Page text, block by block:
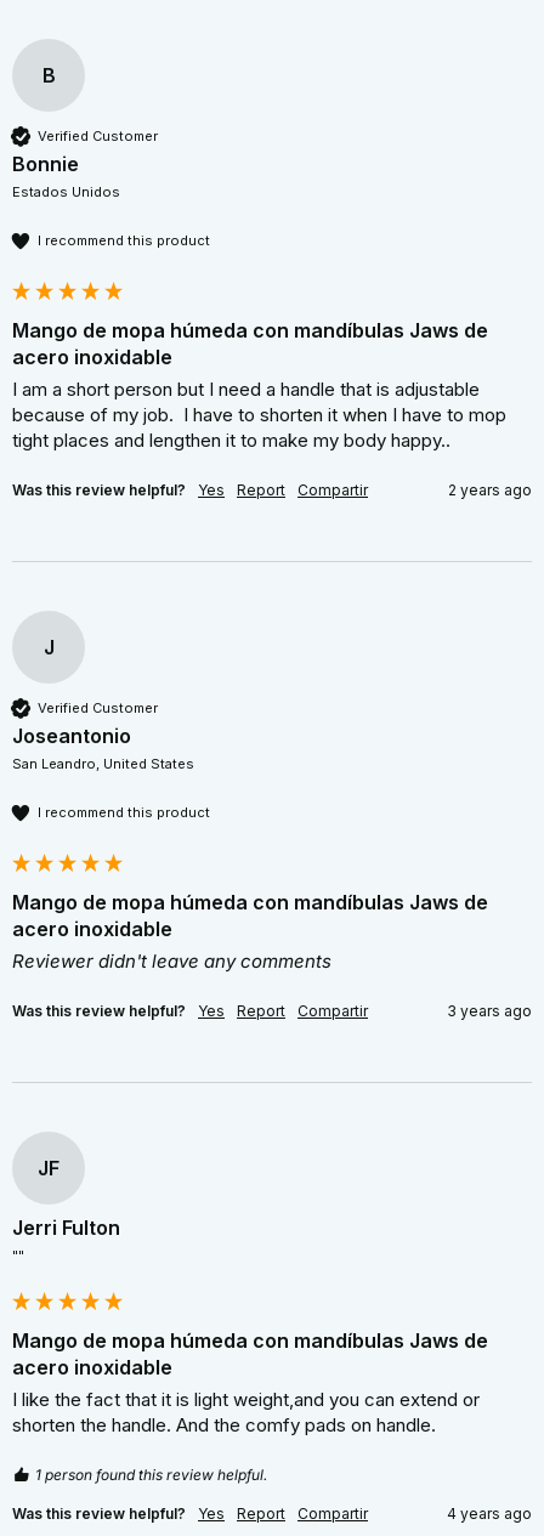
B
Verified Customer
Bonnie
Estados Unidos
I recommend this product
Mango de mopa húmeda con mandíbulas Jaws de
acero inoxidable
I am a short person but I need a handle that is adjustable
because of my job.  I have to shorten it when I have to mop
tight places and lengthen it to make my body happy..
Was this review helpful? Yes Report Compartir 2 years ago
J
Verified Customer
Joseantonio
San Leandro, United States
I recommend this product
Mango de mopa húmeda con mandíbulas Jaws de
acero inoxidable
Reviewer didn't leave any comments
Was this review helpful? Yes Report Compartir 3 years ago
JF
Jerri Fulton
""
Mango de mopa húmeda con mandíbulas Jaws de
acero inoxidable
I like the fact that it is light weight,and you can extend or
shorten the handle. And the comfy pads on handle.
1 person found this review helpful.
Was this review helpful? Yes Report Compartir 4 years ago